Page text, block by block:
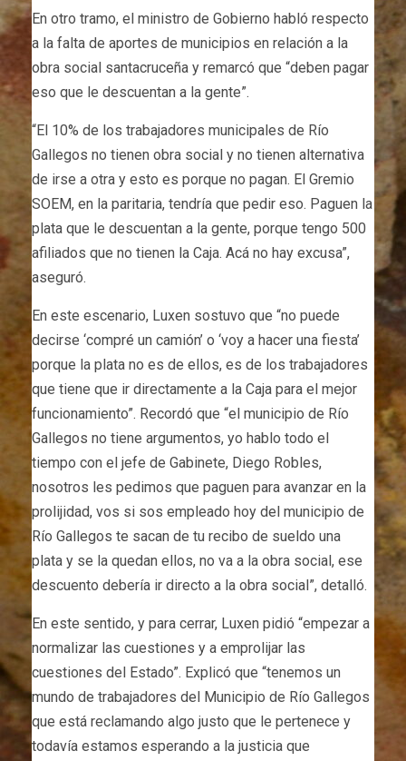
En otro tramo, el ministro de Gobierno habló respecto
a la falta de aportes de municipios en relación a la
obra social santacruceña y remarcó que “deben pagar
eso que le descuentan a la gente”.
“El 10% de los trabajadores municipales de Río
Gallegos no tienen obra social y no tienen alternativa
de irse a otra y esto es porque no pagan. El Gremio
SOEM, en la paritaria, tendría que pedir eso. Paguen la
plata que le descuentan a la gente, porque tengo 500
afiliados que no tienen la Caja. Acá no hay excusa”,
aseguró.
En este escenario, Luxen sostuvo que “no puede
decirse ‘compré un camión’ o ‘voy a hacer una fiesta’
porque la plata no es de ellos, es de los trabajadores
que tiene que ir directamente a la Caja para el mejor
funcionamiento”. Recordó que “el municipio de Río
Gallegos no tiene argumentos, yo hablo todo el
tiempo con el jefe de Gabinete, Diego Robles,
nosotros les pedimos que paguen para avanzar en la
prolijidad, vos si sos empleado hoy del municipio de
Río Gallegos te sacan de tu recibo de sueldo una
plata y se la quedan ellos, no va a la obra social, ese
descuento debería ir directo a la obra social”, detalló.
En este sentido, y para cerrar, Luxen pidió “empezar a
normalizar las cuestiones y a emprolijar las
cuestiones del Estado”. Explicó que “tenemos un
mundo de trabajadores del Municipio de Río Gallegos
que está reclamando algo justo que le pertenece y
todavía estamos esperando a la justicia que